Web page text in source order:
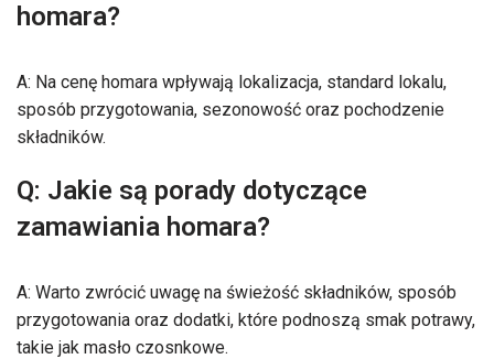
homara?
A: Na cenę homara wpływają lokalizacja, standard lokalu,
sposób przygotowania, sezonowość oraz pochodzenie
składników.
Q: Jakie są porady dotyczące
zamawiania homara?
A: Warto zwrócić uwagę na świeżość składników, sposób
przygotowania oraz dodatki, które podnoszą smak potrawy,
takie jak masło czosnkowe.